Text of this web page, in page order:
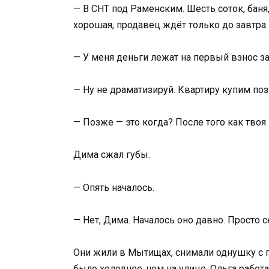
— В СНТ под Раменским. Шесть соток,
хорошая, продавец ждёт только до
— У меня деньги лежат на первый взнос
— Ну не драматизируй. Квартиру купим
— Позже — это когда? После того как
Дима сжал губы.
— Опять началось.
— Нет, Дима. Началось оно давно. Просто
Они жили в Мытищах, снимали однушку с